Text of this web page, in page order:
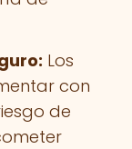
Los
con
de